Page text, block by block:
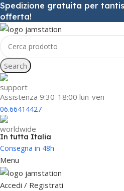
Spedizione gratuita per
offerta!
Search
Assistenza 9:30-18:00 lun-ven
06.66414427
In tutta Italia
Consegna in 48h
Menu
Accedi / Registrati